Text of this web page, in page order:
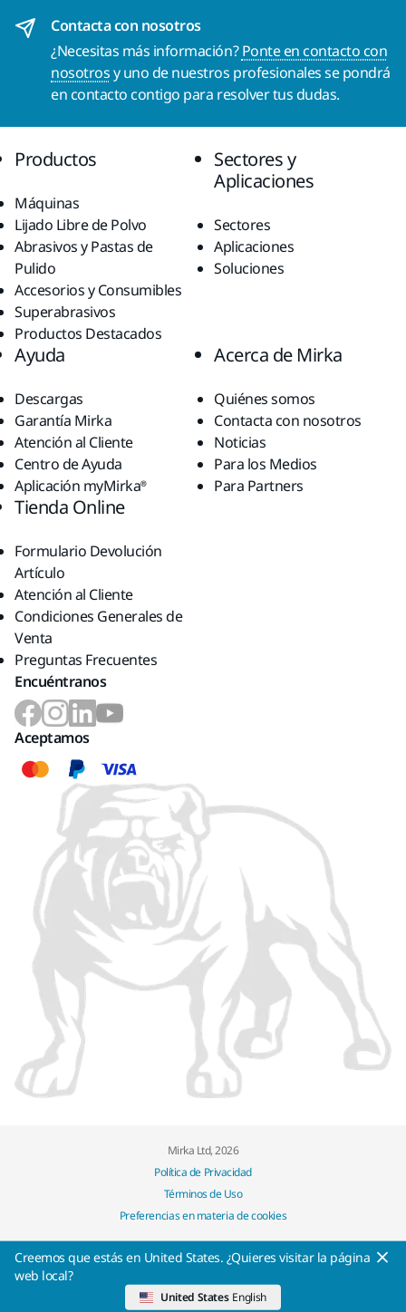
Contacta con nosotros
¿Necesitas más información?Ponte en contacto con
nosotrosy uno de nuestros profesionales se pondrá
en contacto contigo para resolver tus dudas.
Productos
Máquinas
Lijado Libre de Polvo
Abrasivos y Pastas de
Pulido
Accesorios y Consumibles
Superabrasivos
Productos Destacados
Sectores y
Aplicaciones
Sectores
Aplicaciones
Soluciones
Ayuda
Descargas
Garantía Mirka
Atención al Cliente
Centro de Ayuda
Aplicación myMirka®
Acerca de Mirka
Quiénes somos
Contacta con nosotros
Noticias
Para los Medios
Para Partners
Tienda Online
Formulario Devolución
Artículo
Atención al Cliente
Condiciones Generales de
Venta
Preguntas Frecuentes
Encuéntranos
Aceptamos
Mirka Ltd, 2026
Política de Privacidad
Términos de Uso
Preferencias en materia de cookies
Creemos que estás en United States. ¿Quieres visitar la página
web local?
United States English